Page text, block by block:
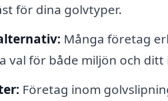
för dina golvtyper.
Många företag
val för både miljön och
Företag inom